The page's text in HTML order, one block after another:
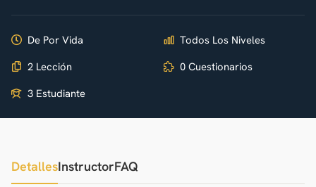
De Por Vida
Todos Los Niveles
2 Lección
0 Cuestionarios
3 Estudiante
DetallesInstructorFAQ